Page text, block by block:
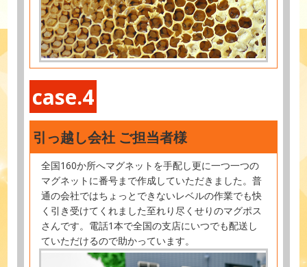
case.4
引っ越し会社 ご担当者様
全国160か所へマグネットを手配し更に一つ一つの
マグネットに番号まで作成していただきました。普
通の会社ではちょっとできないレベルの作業でも快
く引き受けてくれました至れり尽くせりのマグポス
さんです。電話1本で全国の支店にいつでも配送し
ていただけるので助かっています。